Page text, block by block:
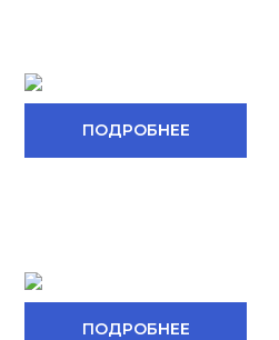
ПОДРОБНЕЕ
ПОДРОБНЕЕ